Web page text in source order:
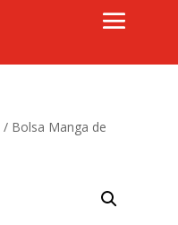
/ Bolsa Manga de